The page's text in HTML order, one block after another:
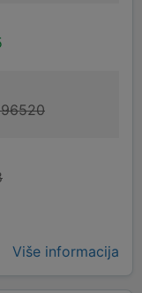
Više informacija